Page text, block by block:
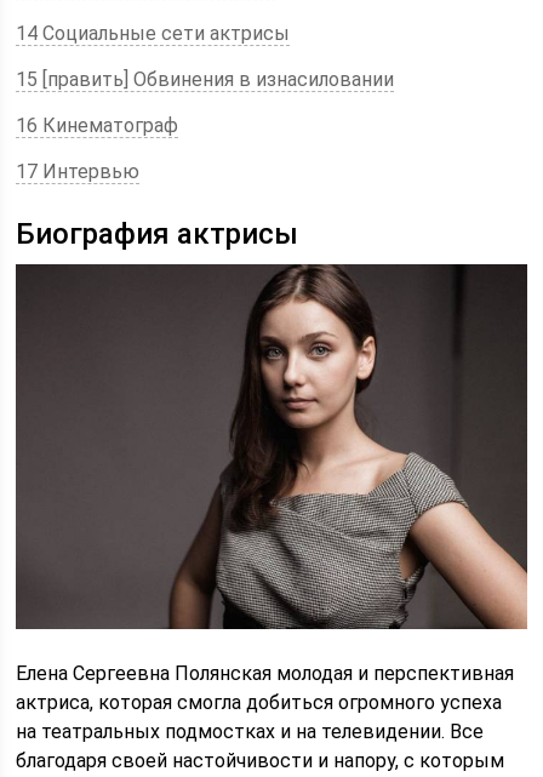
14 Социальные сети актрисы
15 [править] Обвинения в изнасиловании
16 Кинематограф
17 Интервью
Биография актрисы
Елена Сергеевна Полянская молодая и перспективная
актриса, которая смогла добиться огромного успеха
на театральных подмостках и на телевидении. Все
благодаря своей настойчивости и напору, с которым